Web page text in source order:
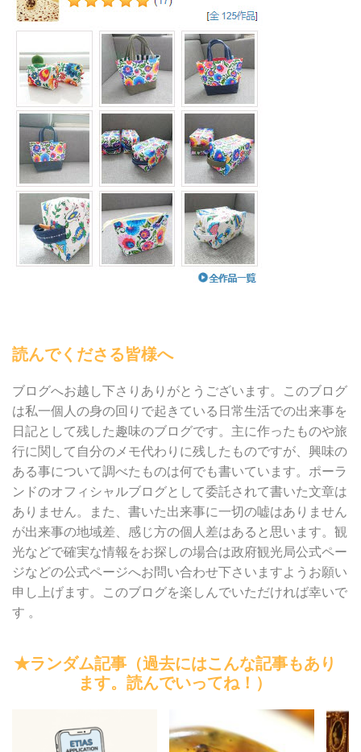
読んでくださる皆様へ
ブログへお越し下さりありがとうございます。このブログ
は私一個人の身の回りで起きている日常生活での出来事を
日記として残した趣味のブログです。主に作ったものや旅
行に関して自分のメモ代わりに残したものですが、興味の
ある事について調べたものは何でも書いています。ポーラ
ンドのオフィシャルブログとして委託されて書いた文章は
ありません。また、書いた出来事に一切の嘘はありません
が出来事の地域差、感じ方の個人差はあると思います。観
光などで確実な情報をお探しの場合は政府観光局公式ペー
ジなどの公式ページへお問い合わせ下さいますようお願い
申し上げます。このブログを楽しんでいただければ幸いで
す 。
★ランダム記事（過去にはこんな記事もあり
ます。読んでいってね！）